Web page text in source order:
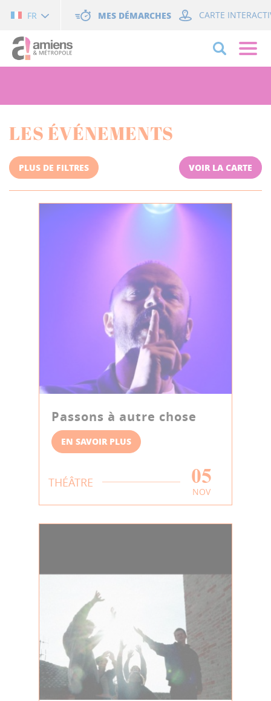
FR MES DÉMARCHES CARTE
LES ÉVÉNEMENTS
PLUS DE FILTRES VOIR LA CARTE
Passons à autre chose
EN SAVOIR PLUS
THÉÂTRE 05
NOV